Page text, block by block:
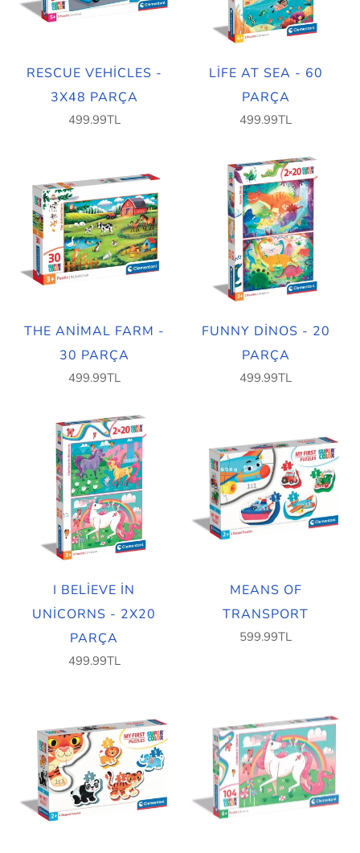
RESCUE VEHICLES -
3X48 PARÇA
499.99TL
LIFE AT SEA - 60
PARÇA
499.99TL
THE ANIMAL FARM -
30 PARÇA
499.99TL
FUNNY DINOS - 20
PARÇA
499.99TL
I BELIEVE IN
UNICORNS - 2X20
PARÇA
499.99TL
MEANS OF
TRANSPORT
599.99TL